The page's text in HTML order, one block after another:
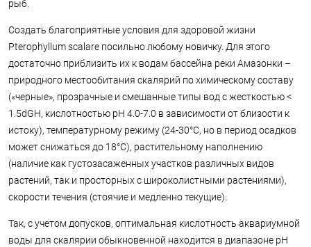
рыб.
Создать благоприятные условия для здоровой жизни
Pterophyllum scalare посильно любому новичку. Для этого
достаточно приблизить их к водам бассейна реки Амазонки –
природного местообитания скалярий по химическому составу
(«черные», прозрачные и смешанные типы вод с жесткостью <
1.5dGH, кислотностью pH 4.0-7.0 в зависимости от близости к
истоку), температурному режиму (24-30°С, но в период осадков
может снижаться до 18°С), растительному наполнению
(наличие как густозасаженных участков различных видов
растений, так и просторных с широколистными растениями),
скорости течения (стоячие и медленно текущие).
Так, с учетом допусков, оптимальная кислотность аквариумной
воды для скалярии обыкновенной находится в диапазоне pH